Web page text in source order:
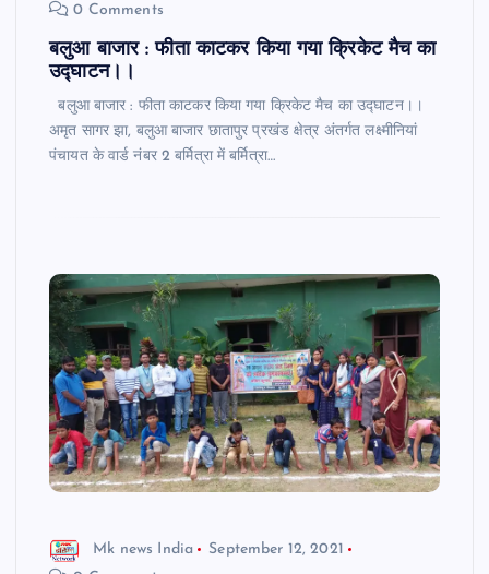
0 Comments
बलुआ बाजार : फीता काटकर किया गया क्रिकेट मैच का
उद्घाटन।।
बलुआ बाजार : फीता काटकर किया गया क्रिकेट मैच का उद्घाटन।।
अमृत सागर झा, बलुआ बाजार छातापुर प्रखंड क्षेत्र अंतर्गत लक्ष्मीनियां
पंचायत के वार्ड नंबर 2 बर्मित्रा में बर्मित्रा…
Mk news India
September 12, 2021